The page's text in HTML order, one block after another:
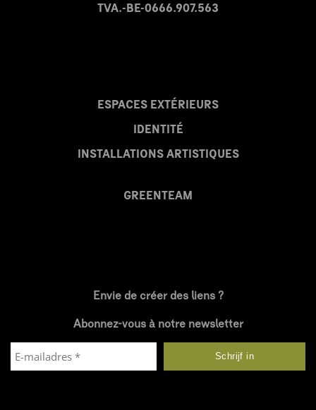
ESPACES EXTÉRIEURS
IDENTITÉ
INSTALLATIONS ARTISTIQUES
GREENTEAM
TVA.-BE-0666.907.563
Envie de créer des liens ?
Abonnez-vous à notre newsletter